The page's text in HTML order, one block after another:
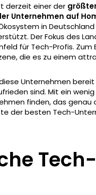
derzeit einer der
Unternehmen auf
in
Der Fokus des
für Tech-Profis. Zum
die es zu einem
Unternehmen
sind. Mit ein
finden, das
der besten Tech-